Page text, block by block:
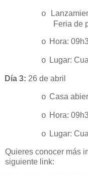
o
Feria de
o Hora:
o Lugar:
Día 3: 26 de abril
o Casa
o Hora:
o Lugar:
Quieres conocer más
siguiente link: